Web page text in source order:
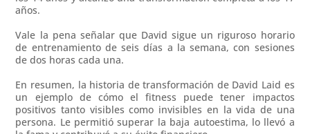
años.
Vale la pena señalar que David sigue un riguroso horario
de entrenamiento de seis días a la semana, con sesiones
de dos horas cada una.
En resumen, la historia de transformación de David Laid es
un ejemplo de cómo el fitness puede tener impactos
positivos tanto visibles como invisibles en la vida de una
persona. Le permitió superar la baja autoestima, lo llevó a